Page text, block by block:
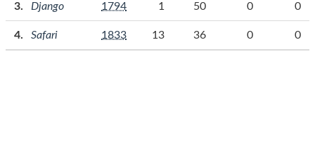
Django 1794 1 50 0 0
Safari 1833 13 36 0 0